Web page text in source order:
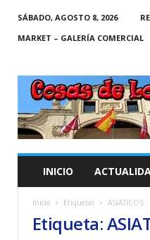
SÁBADO, AGOSTO 8, 2026
MARKET – GALERÍA COMERCIAL
C
A
S
INICIO
Inicio Etiquetas ASIATICOS
Etiqueta: